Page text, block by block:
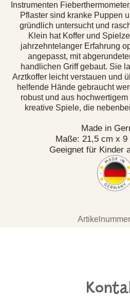
Instrumenten
Pflaster sind kranke Puppen
gründlich untersucht und
Klein hat Koffer und
jahrzehntelanger Erfahrung
angepasst, mit
handlichen Griff gebaut. Sie
Arztkoffer leicht verstauen und
helfende Hände gebraucht
robust und aus
kreative Spiele, die
Made in
Maße: 21,5 cm x
Geeignet für Kinder